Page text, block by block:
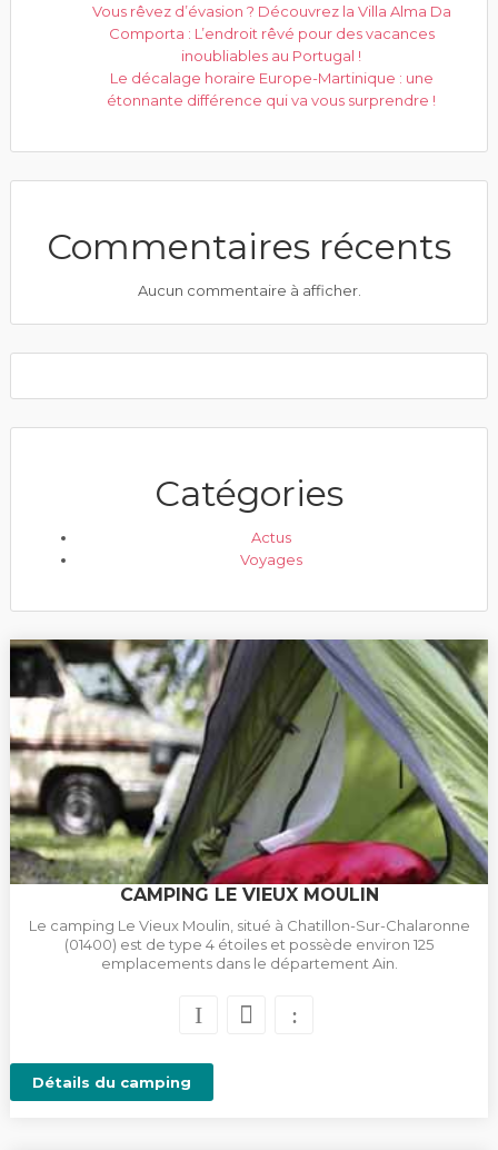
Vous rêvez d’évasion ? Découvrez la Villa Alma Da
Comporta : L’endroit rêvé pour des vacances
inoubliables au Portugal !
Le décalage horaire Europe-Martinique : une
étonnante différence qui va vous surprendre !
Commentaires récents
Aucun commentaire à afficher.
Catégories
Actus
Voyages
CAMPING LE VIEUX MOULIN
Le camping Le Vieux Moulin, situé à Chatillon-Sur-Chalaronne
(01400) est de type 4 étoiles et possède environ 125
emplacements dans le département Ain.
Détails du camping